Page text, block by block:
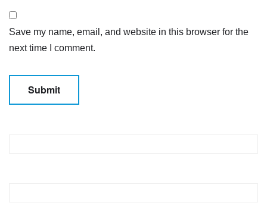
Save my name, email, and website in this browser for the
next time I comment.